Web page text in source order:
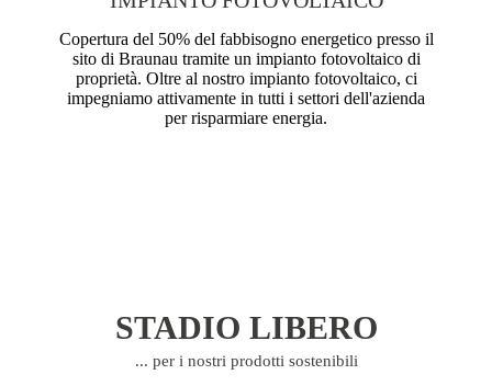
Copertura del 50% del fabbisogno energetico presso il
sito di Braunau tramite un impianto fotovoltaico di
proprietà. Oltre al nostro impianto fotovoltaico, ci
impegniamo attivamente in tutti i settori dell'azienda
per risparmiare energia.
STADIO LIBERO
... per i nostri prodotti sostenibili